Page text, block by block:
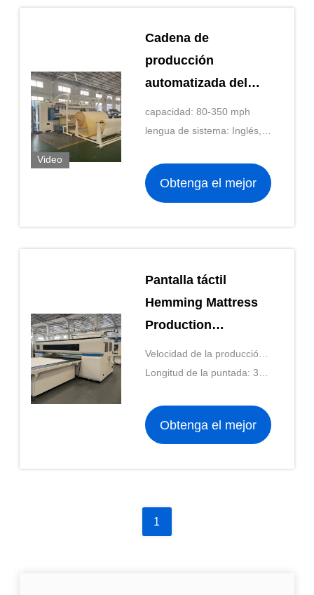
Video
Cadena de
producción
automatizada del
colchón de la
puntada de cadena
de WV15 25.4m m
capacidad: 80-350 mph
lengua de sistema: Inglés,
rumano, checos
Obtenga el mejor
Pantalla táctil
Hemming Mattress
Production
Machinery 10KW
380V 50Hz
Velocidad de la producción:
2-3pcs/min
Longitud de la puntada: 3-
Obtenga el mejor
1